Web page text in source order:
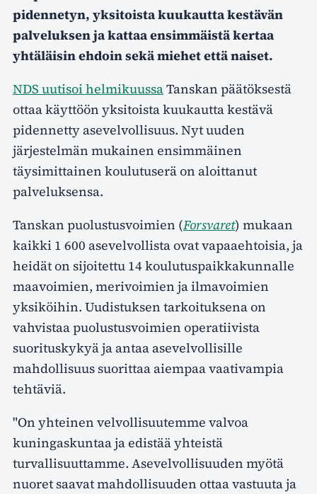
pidennetyn, yksitoista kuukautta kestävän
palveluksen ja kattaa ensimmäistä kertaa
yhtäläisin ehdoin sekä miehet että naiset.
NDS uutisoi helmikuussaTanskan päätöksestä
ottaa käyttöön yksitoista kuukautta kestävä
pidennetty asevelvollisuus. Nyt uuden
järjestelmän mukainen ensimmäinen
täysimittainen koulutuserä on aloittanut
palveluksensa.
Tanskan puolustusvoimien (Forsvaret) mukaan
kaikki 1 600 asevelvollista ovat vapaaehtoisia, ja
heidät on sijoitettu 14 koulutuspaikkakunnalle
maavoimien, merivoimien ja ilmavoimien
yksiköihin. Uudistuksen tarkoituksena on
vahvistaa puolustusvoimien operatiivista
suorituskykyä ja antaa asevelvollisille
mahdollisuus suorittaa aiempaa vaativampia
tehtäviä.
"On yhteinen velvollisuutemme valvoa
kuningaskuntaa ja edistää yhteistä
turvallisuuttamme. Asevelvollisuuden myötä
nuoret saavat mahdollisuuden ottaa vastuuta ja